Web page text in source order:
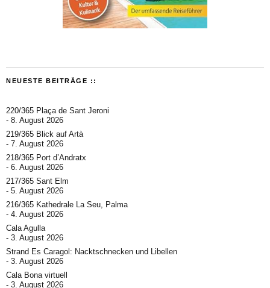
NEUESTE BEITRÄGE ::
220/365 Plaça de Sant Jeroni
8. August 2026
219/365 Blick auf Artà
7. August 2026
218/365 Port d’Andratx
6. August 2026
217/365 Sant Elm
5. August 2026
216/365 Kathedrale La Seu, Palma
4. August 2026
Cala Agulla
3. August 2026
Strand Es Caragol: Nacktschnecken und Libellen
3. August 2026
Cala Bona virtuell
3. August 2026